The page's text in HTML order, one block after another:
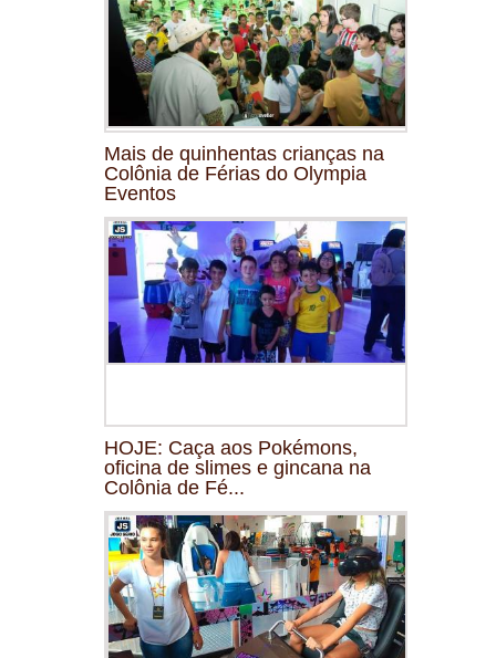
Mais de quinhentas crianças na
Colônia de Férias do Olympia
Eventos
HOJE: Caça aos Pokémons,
oficina de slimes e gincana na
Colônia de Fé...